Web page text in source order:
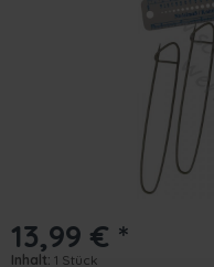
13,99 € *
Inhalt: 1 Stück